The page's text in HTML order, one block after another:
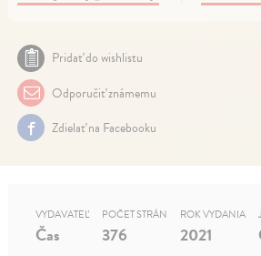
Pridať do wishlistu
Odporučiť známemu
Zdielať na Facebooku
VYDAVATEĽ
Čas
POČET STRÁN
376
ROK VYDANIA
2021